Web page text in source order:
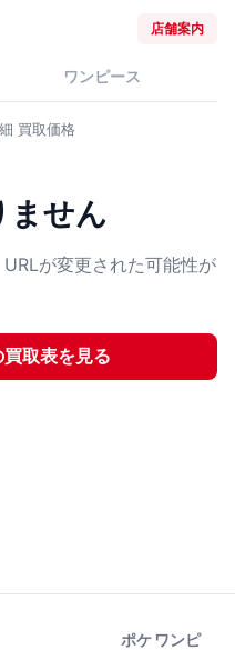
店舗案内
ワンピース
買取価格
ません
が変更された可能性が
買取表を見る
ポケ ワンピ